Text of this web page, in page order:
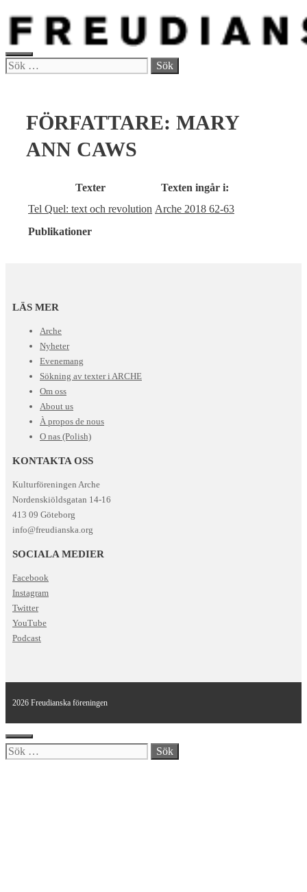
Hoppa
innehåll
MENY
Sök
FÖRFATTARE: MARY
ANN CAWS
Texter
Texten ingår i:
Tel Quel: text och revolution Arche 2018 62-63
Publikationer
LÄS MER
Arche
Nyheter
Evenemang
Sökning av texter i ARCHE
Om oss
About us
À propos de nous
O nas (Polish)
KONTAKTA OSS
Kulturföreningen Arche
Nordenskiöldsgatan 14-16
413 09 Göteborg
info@freudianska.org
SOCIALA MEDIER
Facebook
Instagram
Twitter
YouTube
Podcast
2026 Freudianska föreningen
Stäng
Sök